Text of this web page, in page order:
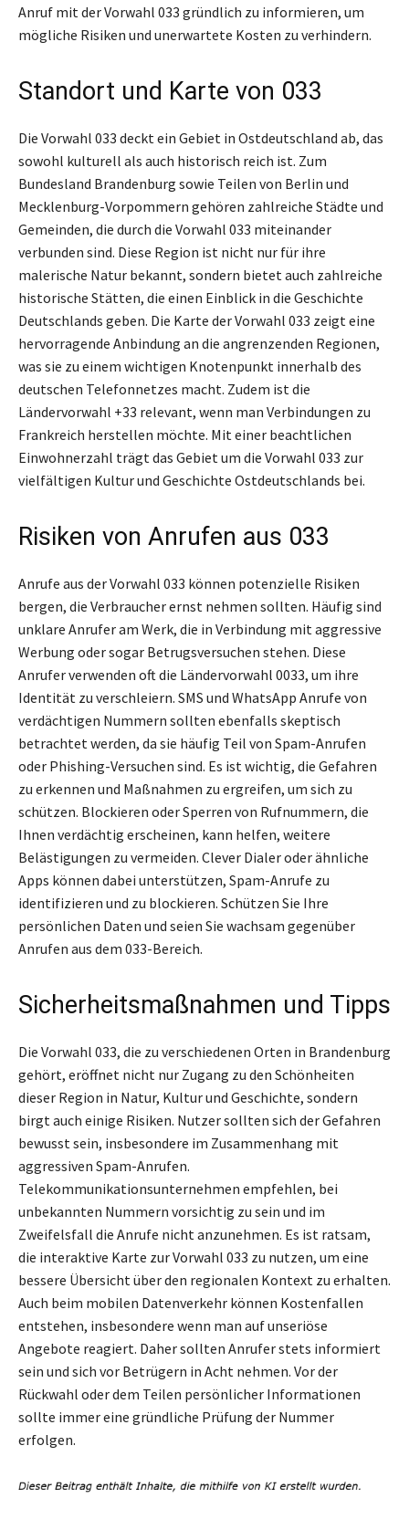
Anruf mit der Vorwahl 033 gründlich zu informieren, um
mögliche Risiken und unerwartete Kosten zu verhindern.
Standort und Karte von 033
Die Vorwahl 033 deckt ein Gebiet in Ostdeutschland ab, das
sowohl kulturell als auch historisch reich ist. Zum
Bundesland Brandenburg sowie Teilen von Berlin und
Mecklenburg-Vorpommern gehören zahlreiche Städte und
Gemeinden, die durch die Vorwahl 033 miteinander
verbunden sind. Diese Region ist nicht nur für ihre
malerische Natur bekannt, sondern bietet auch zahlreiche
historische Stätten, die einen Einblick in die Geschichte
Deutschlands geben. Die Karte der Vorwahl 033 zeigt eine
hervorragende Anbindung an die angrenzenden Regionen,
was sie zu einem wichtigen Knotenpunkt innerhalb des
deutschen Telefonnetzes macht. Zudem ist die
Ländervorwahl +33 relevant, wenn man Verbindungen zu
Frankreich herstellen möchte. Mit einer beachtlichen
Einwohnerzahl trägt das Gebiet um die Vorwahl 033 zur
vielfältigen Kultur und Geschichte Ostdeutschlands bei.
Risiken von Anrufen aus 033
Anrufe aus der Vorwahl 033 können potenzielle Risiken
bergen, die Verbraucher ernst nehmen sollten. Häufig sind
unklare Anrufer am Werk, die in Verbindung mit aggressive
Werbung oder sogar Betrugsversuchen stehen. Diese
Anrufer verwenden oft die Ländervorwahl 0033, um ihre
Identität zu verschleiern. SMS und WhatsApp Anrufe von
verdächtigen Nummern sollten ebenfalls skeptisch
betrachtet werden, da sie häufig Teil von Spam-Anrufen
oder Phishing-Versuchen sind. Es ist wichtig, die Gefahren
zu erkennen und Maßnahmen zu ergreifen, um sich zu
schützen. Blockieren oder Sperren von Rufnummern, die
Ihnen verdächtig erscheinen, kann helfen, weitere
Belästigungen zu vermeiden. Clever Dialer oder ähnliche
Apps können dabei unterstützen, Spam-Anrufe zu
identifizieren und zu blockieren. Schützen Sie Ihre
persönlichen Daten und seien Sie wachsam gegenüber
Anrufen aus dem 033-Bereich.
Sicherheitsmaßnahmen und Tipps
Die Vorwahl 033, die zu verschiedenen Orten in Brandenburg
gehört, eröffnet nicht nur Zugang zu den Schönheiten
dieser Region in Natur, Kultur und Geschichte, sondern
birgt auch einige Risiken. Nutzer sollten sich der Gefahren
bewusst sein, insbesondere im Zusammenhang mit
aggressiven Spam-Anrufen.
Telekommunikationsunternehmen empfehlen, bei
unbekannten Nummern vorsichtig zu sein und im
Zweifelsfall die Anrufe nicht anzunehmen. Es ist ratsam,
die interaktive Karte zur Vorwahl 033 zu nutzen, um eine
bessere Übersicht über den regionalen Kontext zu erhalten.
Auch beim mobilen Datenverkehr können Kostenfallen
entstehen, insbesondere wenn man auf unseriöse
Angebote reagiert. Daher sollten Anrufer stets informiert
sein und sich vor Betrügern in Acht nehmen. Vor der
Rückwahl oder dem Teilen persönlicher Informationen
sollte immer eine gründliche Prüfung der Nummer
erfolgen.